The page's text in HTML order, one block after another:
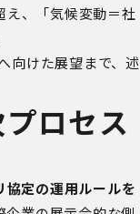
え、「気候変動＝社
向けた展望まで、述
ロセス
協定の運用ルールを